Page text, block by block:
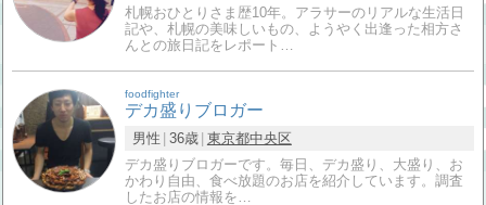
札幌おひとりさま歴10年。アラサーのリアルな生活日
記や、札幌の美味しいもの、ようやく出逢った相方さ
んとの旅日記をレポート…
foodfighter
デカ盛りブロガー
男性 36歳 東京都中央区
デカ盛りブロガーです。毎日、デカ盛り、大盛り、お
かわり自由、食べ放題のお店を紹介しています。調査
したお店の情報を…